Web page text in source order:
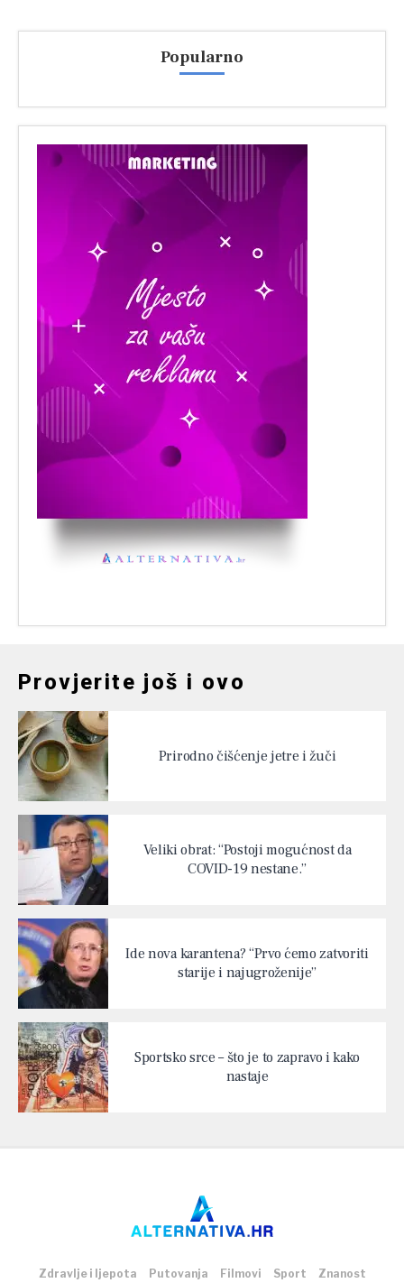
Popularno
Provjerite još i ovo
Prirodno čišćenje jetre i žuči
Veliki obrat: “Postoji mogućnost da
COVID-19 nestane.”
Ide nova karantena? “Prvo ćemo zatvoriti
starije i najugroženije”
Sportsko srce – što je to zapravo i kako
nastaje
Zdravlje i ljepota Putovanja Filmovi Sport
Znanost